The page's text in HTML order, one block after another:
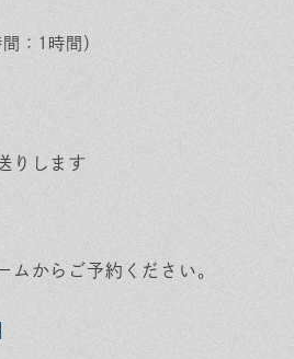
：1時間）
りします
ムからご予約ください。